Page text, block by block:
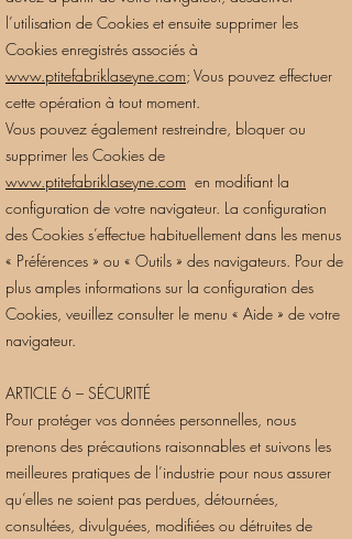
l’utilisation de Cookies et ensuite supprimer les
Cookies enregistrés associés à
www.ptitefabriklaseyne.com; Vous pouvez effectuer
cette opération à tout moment.
Vous pouvez également restreindre, bloquer ou
supprimer les Cookies de
www.ptitefabriklaseyne.com en modifiant la
configuration de votre navigateur. La configuration
des Cookies s’effectue habituellement dans les menus
« Préférences » ou « Outils » des navigateurs. Pour de
plus amples informations sur la configuration des
Cookies, veuillez consulter le menu « Aide » de votre
navigateur.
ARTICLE 6 – SÉCURITÉ
Pour protéger vos données personnelles, nous
prenons des précautions raisonnables et suivons les
meilleures pratiques de l’industrie pour nous assurer
qu’elles ne soient pas perdues, détournées,
consultées, divulguées, modifiées ou détruites de